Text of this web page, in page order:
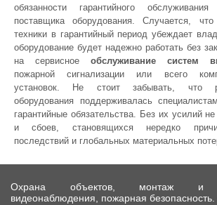
обязанности гарантийного
поставщика оборудования. Случается,
техники в гарантийный период убеждает
оборудование будет надежно работать без
на сервисноеобслуживание систем
пожарной сигнализации или всего
установок. Не стоит забывать, что
оборудования поддерживалась
гарантийные обязательства. Без их усилий
и сбоев, становящихся нередко
последствий и глобальных материальных
Охрана объектов, монтаж и
видеонаблюдения, пожарная